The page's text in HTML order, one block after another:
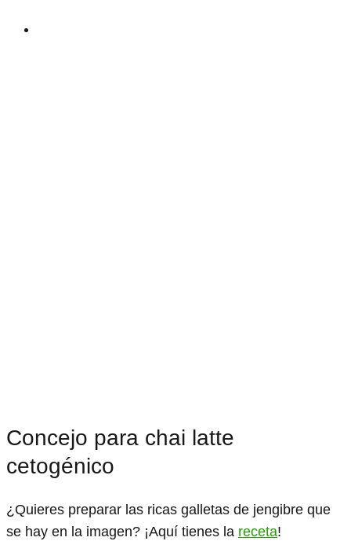
Concejo para chai latte
cetogénico
¿Quieres preparar las ricas galletas de jengibre que
se hay en la imagen? ¡Aquí tienes la receta!